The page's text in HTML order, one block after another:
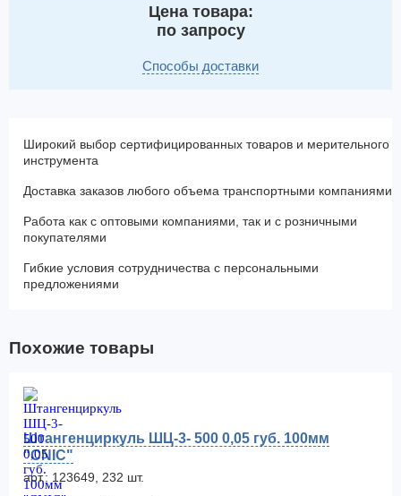
Цена товара:
по запросу
Способы доставки
Широкий выбор сертифицированных товаров и мерительного
инструмента
Доставка заказов любого объема транспортными компаниями
Работа как с оптовыми компаниями, так и с розничными
покупателями
Гибкие условия сотрудничества с персональными
предложениями
Похожие товары
Штангенциркуль ШЦ-3- 500 0,05 губ. 100мм
"CNIC"
арт.: 123649, 232 шт.